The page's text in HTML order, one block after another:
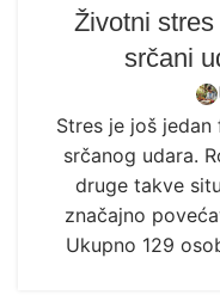
Životni
srčani
Stres je još
srčanog udara.
druge takve
značajno
Ukupno 129